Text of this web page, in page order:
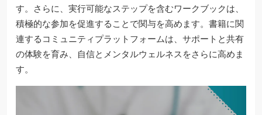
す。さらに、実行可能なステップを含むワークブックは、
積極的な参加を促進することで関与を高めます。書籍に関
連するコミュニティプラットフォームは、サポートと共有
の体験を育み、自信とメンタルウェルネスをさらに高めま
す。